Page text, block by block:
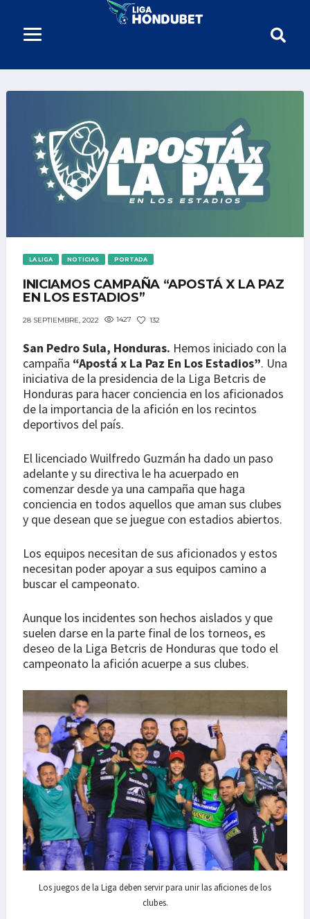
LA LIGA NOTICIAS PORTADA
INICIAMOS CAMPAÑA “APOSTÁ X LA PAZ
EN LOS ESTADIOS”
28 SEPTIEMBRE, 2022 1427 132
San Pedro Sula, Honduras. Hemos iniciado con la
campaña “Apostá x La Paz En Los Estadios”. Una
iniciativa de la presidencia de la Liga Betcris de
Honduras para hacer conciencia en los aficionados
de la importancia de la afición en los recintos
deportivos del país.
El licenciado Wuilfredo Guzmán ha dado un paso
adelante y su directiva le ha acuerpado en
comenzar desde ya una campaña que haga
conciencia en todos aquellos que aman sus clubes
y que desean que se juegue con estadios abiertos.
Los equipos necesitan de sus aficionados y estos
necesitan poder apoyar a sus equipos camino a
buscar el campeonato.
Aunque los incidentes son hechos aislados y que
suelen darse en la parte final de los torneos, es
deseo de la Liga Betcris de Honduras que todo el
campeonato la afición acuerpe a sus clubes.
Los juegos de la Liga deben servir para unir las aficiones de los
clubes.